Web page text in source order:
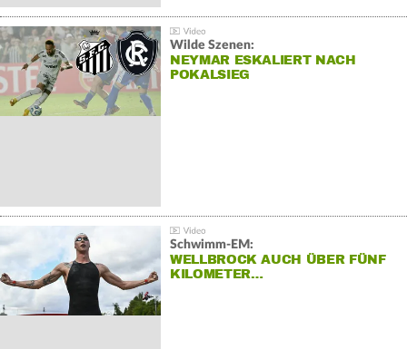
Wilde Szenen:
NEYMAR ESKALIERT NACH
POKALSIEG
Schwimm-EM:
WELLBROCK AUCH ÜBER FÜNF
KILOMETER…